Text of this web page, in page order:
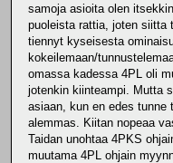
samoja asioita olen
puoleista rattia, joten siitta
tiennyt kyseisesta
kokeilemaan/
omassa kadessa 4PL oli
jotenkin kiinteampi. Mutta
asiaan, kun en edes tunne
alemmas. Kiitan nopeaa
Taidan unohtaa 4PKS
muutama 4PL ohjain